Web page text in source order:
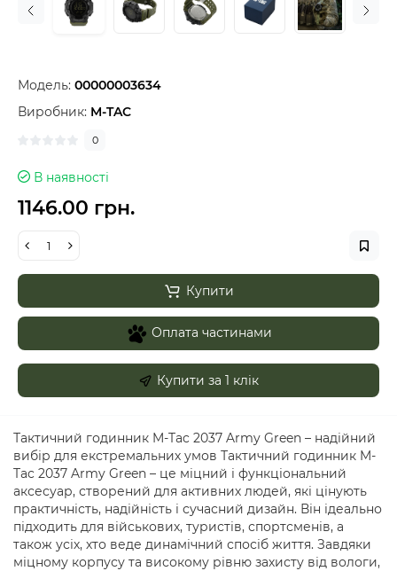
Модель: 00000003634
Виробник: M-TAC
0
В наявності
1146.00 грн.
Купити
Оплата частинами
Купити за 1 клiк
Тактичний годинник M-Tac 2037 Army Green – надійний
вибір для екстремальних умов Тактичний годинник M-
Tac 2037 Army Green – це міцний і функціональний
аксесуар, створений для активних людей, які цінують
практичність, надійність і сучасний дизайн. Він ідеально
підходить для військових, туристів, спортсменів, а
також усіх, хто веде динамічний спосіб життя. Завдяки
міцному корпусу та високому рівню захисту від вологи,